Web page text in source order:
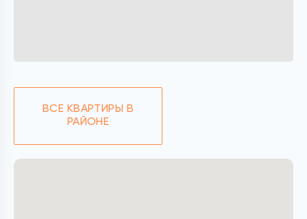
ВСЕ КВАРТИРЫ В
РАЙОНЕ